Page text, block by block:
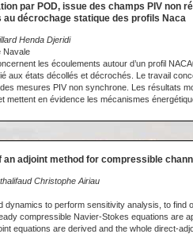
par POD, issue des champs PIV non
au décrochage statique des profils Naca
Henda Djeridi
Navale
les écoulements autour d’un profil
aux états décollés et décrochés. Le travail
mesures PIV non synchrone. Les résultats
mettent en évidence les mécanismes
an adjoint method for compressible
Christophe Airiau
dynamics to perform sensitivity analysis, to find
compressible Navier-Stokes equations are
equations are derived and the whole direct-